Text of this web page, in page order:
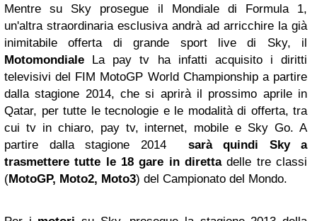
Mentre su Sky prosegue il Mondiale di Formula 1,
un'altra straordinaria esclusiva andrà ad arricchire la già
inimitabile offerta di grande sport live di Sky, il
Motomondiale La pay tv ha infatti acquisito i diritti
televisivi del FIM MotoGP World Championship a partire
dalla stagione 2014, che si aprirà il prossimo aprile in
Qatar, per tutte le tecnologie e le modalità di offerta, tra
cui tv in chiaro, pay tv, internet, mobile e Sky Go. A
partire dalla stagione 2014 sarà quindi Sky a
trasmettere tutte le 18 gare in direttadelle tre classi
(MotoGP, Moto2, Moto3) del Campionato del Mondo.